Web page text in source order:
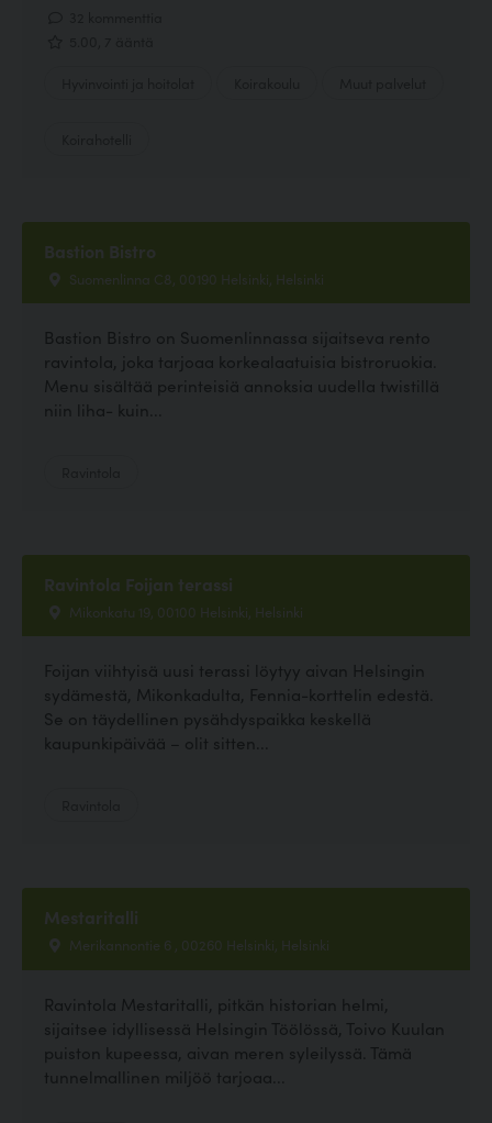
Bastion Bistro
Suomenlinna C8, 00190 Helsinki, Helsinki
Bastion Bistro on Suomenlinnassa sijaitseva rento
ravintola, joka tarjoaa korkealaatuisia bistroruokia.
Menu sisältää perinteisiä annoksia uudella twistillä
niin liha- kuin...
Ravintola Foijan terassi
Mikonkatu 19, 00100 Helsinki, Helsinki
Foijan viihtyisä uusi terassi löytyy aivan Helsingin
sydämestä, Mikonkadulta, Fennia-korttelin edestä.
Se on täydellinen pysähdyspaikka keskellä
kaupunkipäivää – olit sitten...
Mestaritalli
Merikannontie 6 , 00260 Helsinki, Helsinki
Ravintola Mestaritalli, pitkän historian helmi,
sijaitsee idyllisessä Helsingin Töölössä, Toivo Kuulan
puiston kupeessa, aivan meren syleilyssä. Tämä
tunnelmallinen miljöö tarjoaa...